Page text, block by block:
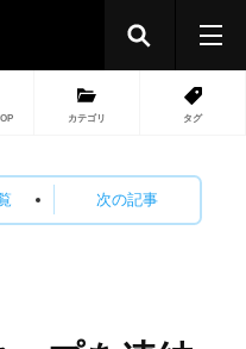
カテゴリ タグ
次の記事